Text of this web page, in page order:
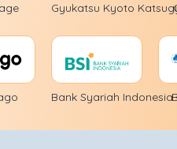
Gyukatsu Kyoto
Bank Syariah Indonesia